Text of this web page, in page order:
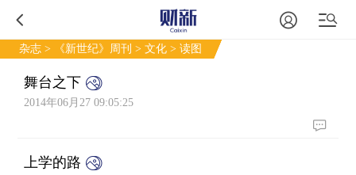
杂志 > 《新世纪》周刊 > 文化 > 读图
舞台之下
2014年06月27 09:05:25
上学的路